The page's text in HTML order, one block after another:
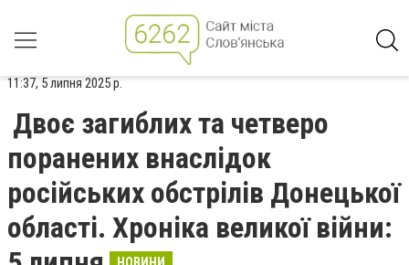
11:37, 5 липня 2025 р.
Двоє загиблих та четверо
поранених внаслідок
російських обстрілів Донецької
області. Хроніка великої війни: